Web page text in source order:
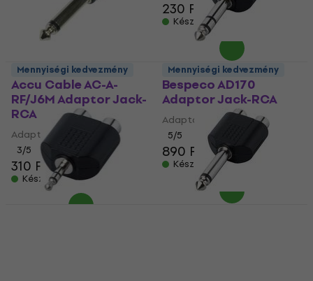
230 Ft
Készleten
Accu Cable AC-A-
RF/J6M Adaptor Jack-
RCA
Adaptor Jack-RCA
3/5
310 Ft
Készleten
Bespeco AD170
Adaptor Jack-RCA
Adaptor Jack-RCA
5/5
890 Ft
Készleten
Mennyiségi kedvezmény Mennyiségi kedvezmény